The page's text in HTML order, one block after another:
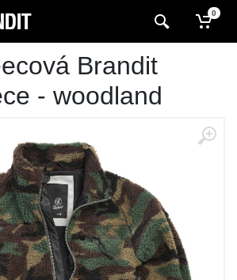
0
Brandit
- woodland